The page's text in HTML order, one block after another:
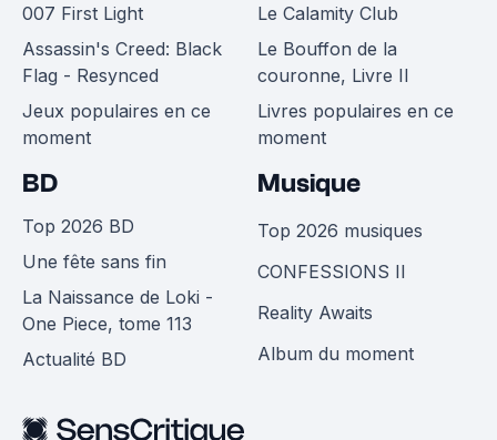
007 First Light
Assassin's Creed: Black
Flag - Resynced
Jeux populaires en ce
moment
Le Calamity Club
Le Bouffon de la
couronne, Livre II
Livres populaires en ce
moment
BD
Top 2026 BD
Une fête sans fin
La Naissance de Loki -
One Piece, tome 113
Actualité BD
Musique
Top 2026 musiques
CONFESSIONS II
Reality Awaits
Album du moment